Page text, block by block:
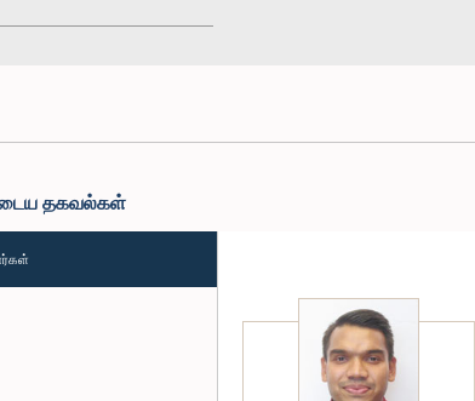
தகவல்கள்